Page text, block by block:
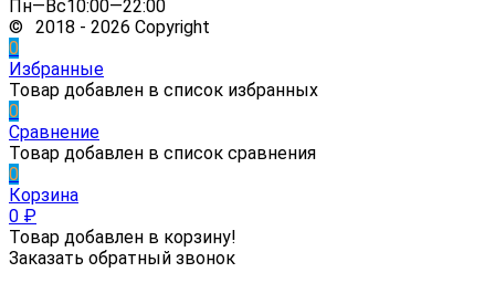
Пн—Вс10:00—22:00
© 2018 - 2026 Copyright
0
Избранные
Товар добавлен в список избранных
0
Сравнение
Товар добавлен в список сравнения
0
Корзина
0 ₽
Товар добавлен в корзину!
Заказать обратный звонок